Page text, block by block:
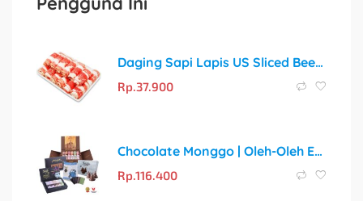
Daging Sapi Lapis US Sliced Beef / US Shortplate 250gr
Rp.37.900
Chocolate Monggo | Oleh-Oleh Eksklusif Khas Yogyakarta yang Mendunia
Rp.116.400